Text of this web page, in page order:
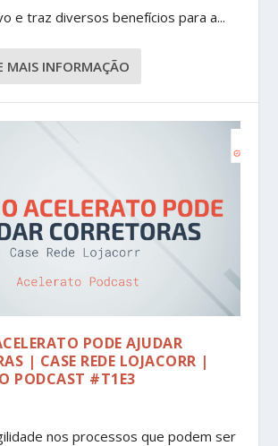
e traz diversos benefícios para a...
MAIS INFORMAÇÃO
PODE AJUDAR
| CASE REDE LOJACORR |
PODCAST #T1E3
nos processos que podem ser